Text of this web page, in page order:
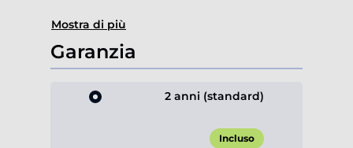
Mostra di più
Garanzia
2 anni (standard)
Incluso